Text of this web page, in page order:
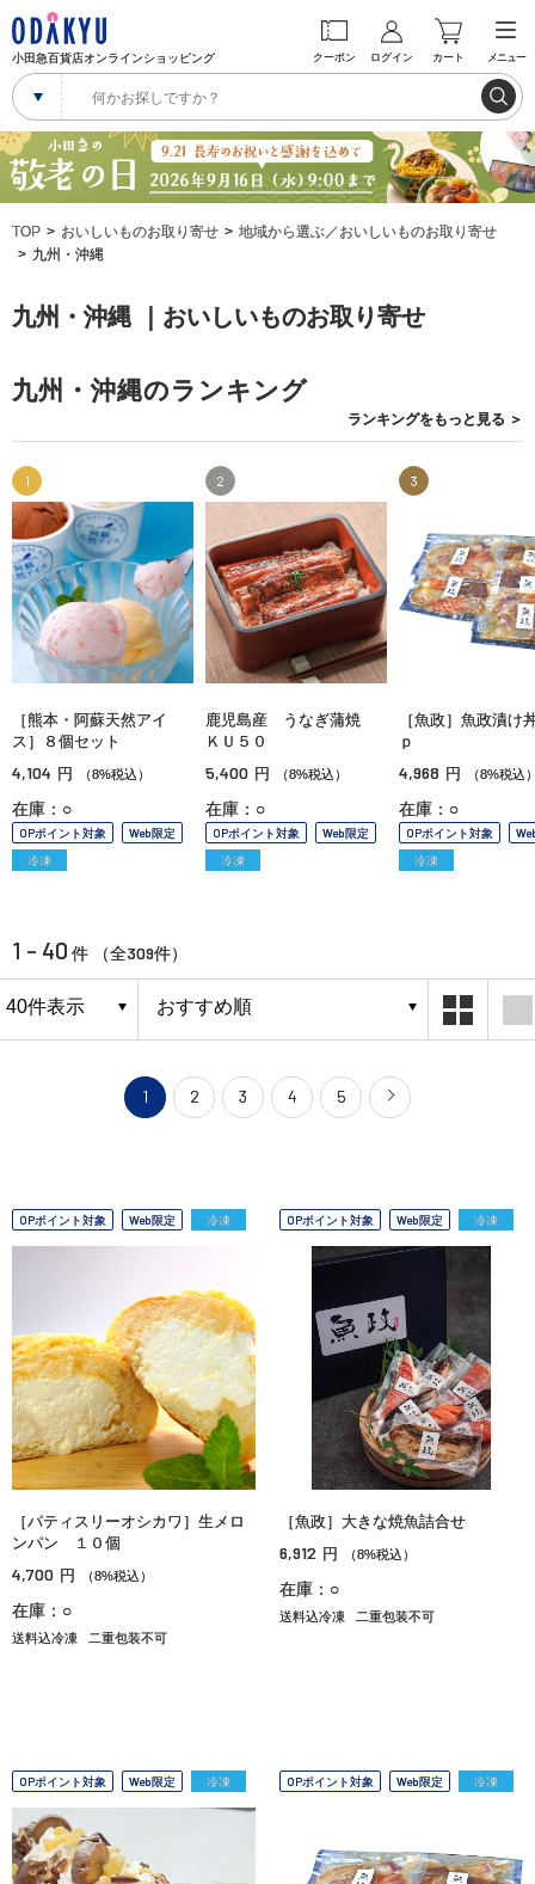
小田急百貨店オンラインショッピング クーポン ログイン カート メニュー
TOP おいしいものお取り寄せ
地域から選ぶ／おいしいものお取り寄せ
九州・沖縄
九州・沖縄 ｜おいしいものお取り寄せ
九州・沖縄のランキング
ランキングをもっと見る ＞
1
［熊本・阿蘇天然アイ
ス］８個セット
4,104 円 （8%税込）
在庫：○
OPポイント対象
Web限定
冷凍
2
鹿児島産 うなぎ蒲焼
ＫＵ５０
5,400 円 （8%税込）
在庫：○
OPポイント対象
Web限定
冷凍
3
［魚政］魚政漬
ｐ
4,968 円 （8%税込
在庫：○
OPポイント対象
冷凍
1 - 40 件 （全309件）
1 2 3 4 5
OPポイント対象 Web限定 冷凍
［パティスリーオシカワ］生メロ
ンパン １０個
4,700 円 （8%税込）
在庫：○
送料込冷凍 二重包装不可
OPポイント対象 Web限定 冷凍
［魚政］大きな焼魚詰合せ
6,912 円 （8%税込）
在庫：○
送料込冷凍 二重包装不可
OPポイント対象 Web限定 冷凍 OPポイント対象 Web限定 冷凍